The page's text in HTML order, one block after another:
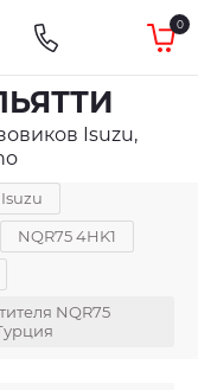
0
Isuzu,
NQR75 4HK1
NQR75